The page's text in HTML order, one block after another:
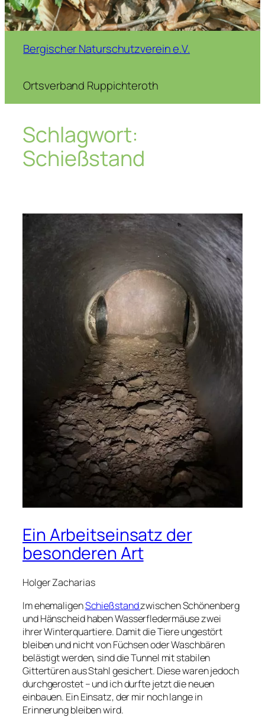
Bergischer Naturschutzverein e.V.
Ortsverband Ruppichteroth
Schlagwort:
Schießstand
Ein Arbeitseinsatz der
besonderen Art
Holger Zacharias
Im ehemaligenSchießstandzwischen Schönenberg
und Hänscheid haben Wasserfledermäuse zwei
ihrer Winterquartiere. Damit die Tiere ungestört
bleiben und nicht von Füchsen oder Waschbären
belästigt werden, sind die Tunnel mit stabilen
Gittertüren aus Stahl gesichert. Diese waren jedoch
durchgerostet – und ich durfte jetzt die neuen
einbauen. Ein Einsatz, der mir noch lange in
Erinnerung bleiben wird.